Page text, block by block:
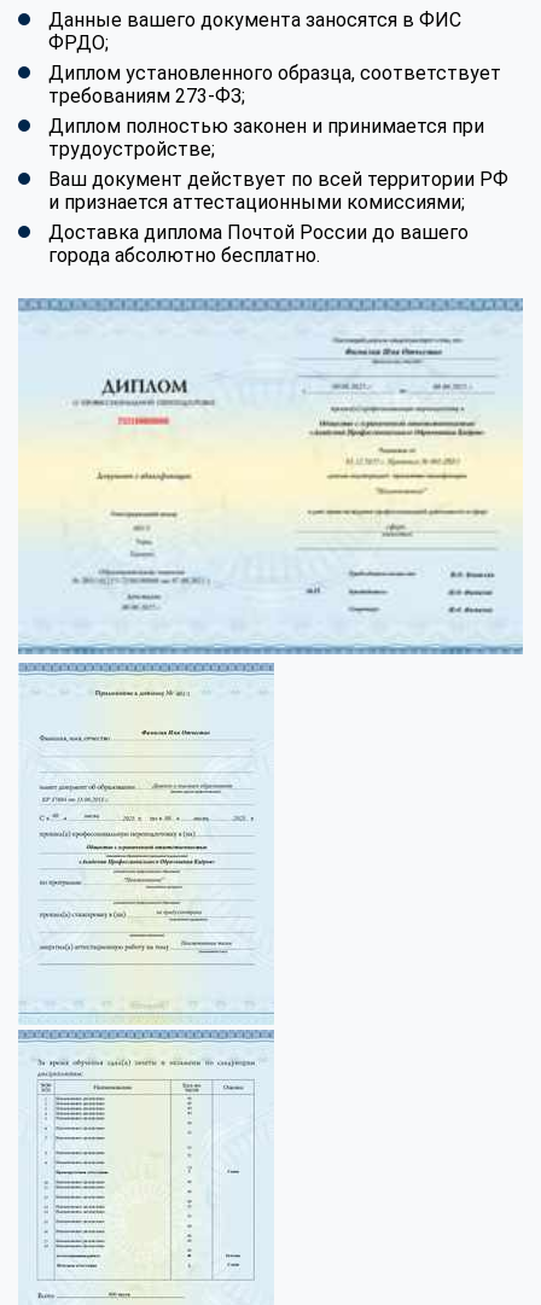
Данные вашего документа заносятся в ФИС
ФРДО;
Диплом установленного образца, соответствует
требованиям 273-ФЗ;
Диплом полностью законен и принимается при
трудоустройстве;
Ваш документ действует по всей территории РФ
и признается аттестационными комиссиями;
Доставка диплома Почтой России до вашего
города абсолютно бесплатно.